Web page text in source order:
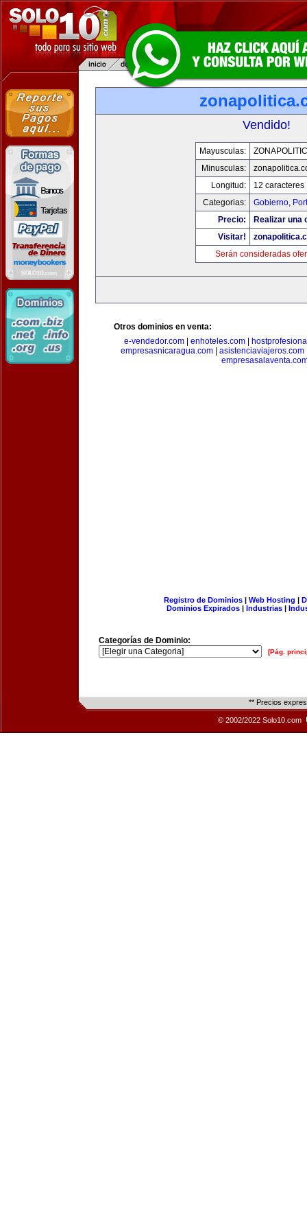
Vendido!
Mayusculas:
Minusculas:
Longitud:
12 caracteres
Categorias:
Gobierno,
Precio:
Realizar una
Visitar!
Serán consideradas
Otros dominios en venta:
e-vendedor.com| enhoteles.com|
empresasnicaragua.com| asistenciaviajeros.com
Registro de Dominios| Web Hosting |
Dominios Expirados | Industrias |
Categorías de Dominio:
[Pág.
** Precios
© 2002/2022 Solo10.com